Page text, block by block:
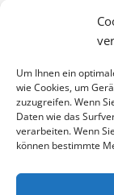
Um Ihnen ein
wie Cookies, um
zuzugreifen. Wenn
Daten wie das
verarbeiten. Wenn
können bestimmte
IN
Artikelnummer:
Kategorie: